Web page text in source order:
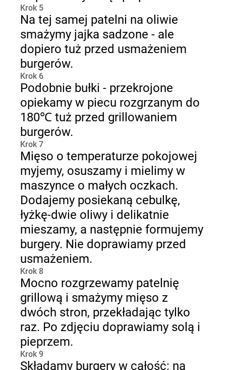
Krok 5
Na tej samej patelni na oliwie
smażymy jajka sadzone - ale
dopiero tuż przed usmażeniem
burgerów.
Krok 6
Podobnie bułki - przekrojone
opiekamy w piecu rozgrzanym do
180℃ tuż przed grillowaniem
burgerów.
Krok 7
Mięso o temperaturze pokojowej
myjemy, osuszamy i mielimy w
maszynce o małych oczkach.
Dodajemy posiekaną cebulkę,
łyżkę-dwie oliwy i delikatnie
mieszamy, a następnie formujemy
burgery. Nie doprawiamy przed
usmażeniem.
Krok 8
Mocno rozgrzewamy patelnię
grillową i smażymy mięso z
dwóch stron, przekładając tylko
raz. Po zdjęciu doprawiamy solą i
pieprzem.
Krok 9
Składamy burgery w całość: na